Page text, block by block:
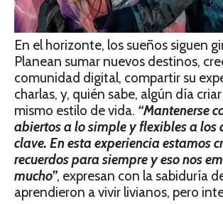
En el horizonte, los sueños siguen
Planean sumar nuevos destinos,
comunidad digital, compartir su
charlas, y, quién sabe, algún día
mismo estilo de vida. “Mantenerse
abiertos a lo simple y flexibles a los
clave. En esta experiencia estamos
recuerdos para siempre y eso nos
mucho”, expresan con la sabiduría
aprendieron a vivir livianos, pero